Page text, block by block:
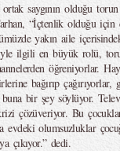
ortak saygının olduğu
“İçtenlik olduğu
yakın aile
ilgili en büyük rolü,
öğreniyorlar.
bağırıp
bir şey söylüyor.
çözüveriyor. Bu
evdeki olumsuzluklar
çıkıyor.” dedi.